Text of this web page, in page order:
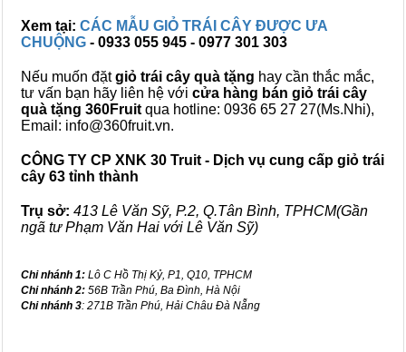
Xem tại: CÁC MẪU GIỎ TRÁI CÂY ĐƯỢC ƯA
CHUỘNG - 0933 055 945 - 0977 301 303
Nếu muốn đặtgiỏ trái cây quà tặng hay cần thắc mắc,
tư vấn bạn hãy liên hệ với cửa hàng bán giỏ trái cây
quà tặng 360Fruit qua hotline: 0936 65 27 27(Ms.Nhi),
Email: info@360fruit.vn.
CÔNG TY CP XNK 30 Truit - Dịch vụ cung cấp giỏ trái
cây 63 tỉnh thành
Trụ sở: 413 Lê Văn Sỹ, P.2, Q.Tân Bình, TPHCM(Gần
ngã tư Phạm Văn Hai với Lê Văn Sỹ)
Chi nhánh 1: Lô C Hồ Thị Kỷ, P1, Q10, TPHCM
Chi nhánh 2: 56B Trần Phú, Ba Đình, Hà Nội
Chi nhánh 3: 271B Trần Phú, Hải Châu Đà Nẵng